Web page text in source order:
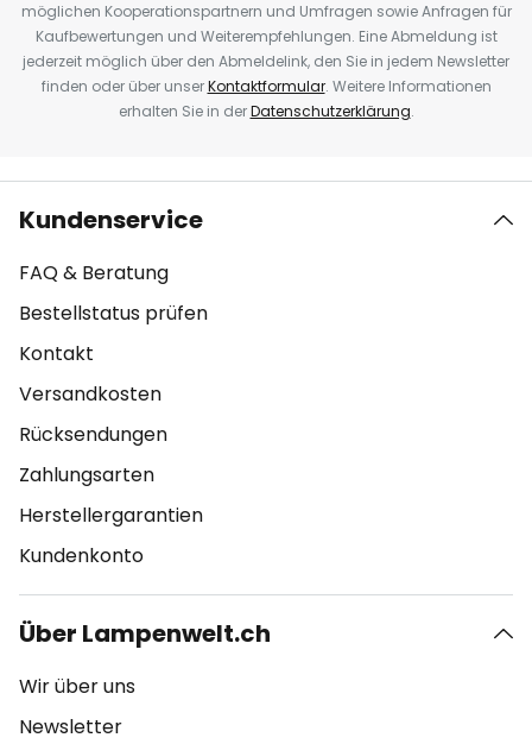
möglichen Kooperationspartnern und Umfragen sowie Anfragen für
Kaufbewertungen und Weiterempfehlungen. Eine Abmeldung ist
jederzeit möglich über den Abmeldelink, den Sie in jedem Newsletter
finden oder über unserKontaktformular. Weitere Informationen
erhalten Sie in derDatenschutzerklärung.
Kundenservice
FAQ & Beratung
Bestellstatus prüfen
Kontakt
Versandkosten
Rücksendungen
Zahlungsarten
Herstellergarantien
Kundenkonto
Über Lampenwelt.ch
Wir über uns
Newsletter